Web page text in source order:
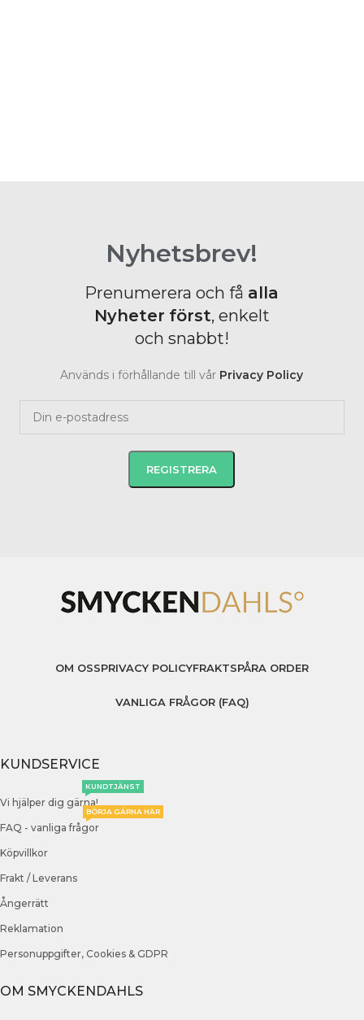
Nyhetsbrev!
Prenumerera och få alla
Nyheter först, enkelt
och snabbt!
Används i förhållande till vår Privacy Policy
OM OSSPRIVACY POLICYFRAKTSPÅRA ORDER
VANLIGA FRÅGOR (FAQ)
KUNDSERVICE
Vi hjälper dig gärna!
KUNDTJÄNST
FAQ - vanliga frågor
BÖRJA GÄRNA HÄR
Köpvillkor
Frakt / Leverans
Ångerrätt
Reklamation
Personuppgifter, Cookies & GDPR
OM SMYCKENDAHLS